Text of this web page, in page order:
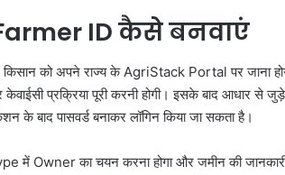
ID कैसे बनवाएं
किसान को अपने राज्य के AgriStack Portal पर जाना
केवाईसी प्रक्रिया पूरी करनी होगी। इसके बाद आधार से
के बाद पासवर्ड बनाकर लॉगिन किया जा सकता है।
में Owner का चयन करना होगा और जमीन की जानकारी